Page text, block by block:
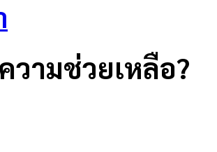
วามช่วยเหลือ?